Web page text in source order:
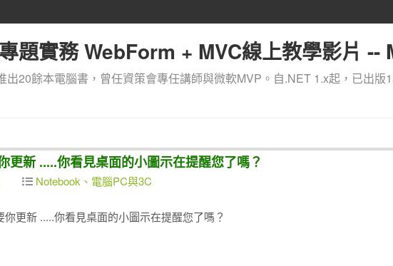
題實務 WebForm + MVC線上教學影片 --
出20餘本電腦書，曾任資策會專任講師與微軟MVP。自.NET 1.x起，已出
更新 .....你看見桌面的小圖示在提醒您了嗎？
Notebook、電腦PC與3C
你更新 .....你看見桌面的小圖示在提醒您了嗎？